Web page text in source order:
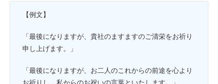
【例文】
「最後になりますが、貴社のますますのご清栄をお祈り
申し上げます。
」
「最後になりますが、お二人のこれからの前途を心より